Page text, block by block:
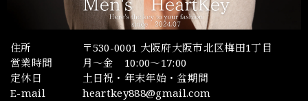
住所
〒530-0001 大阪府大阪市北区梅田1丁目
営業時間
月～金 10:00～17:00
定休日
土日祝・年末年始・盆期間
E-mail
heartkey888@gmail.com